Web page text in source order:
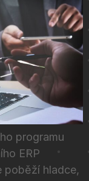
programu
ERP
poběží hladce,